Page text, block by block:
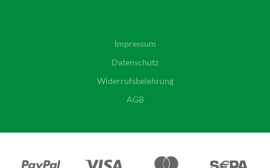
Impressum
Datenschutz
Widerrufsbelehrung
AGB